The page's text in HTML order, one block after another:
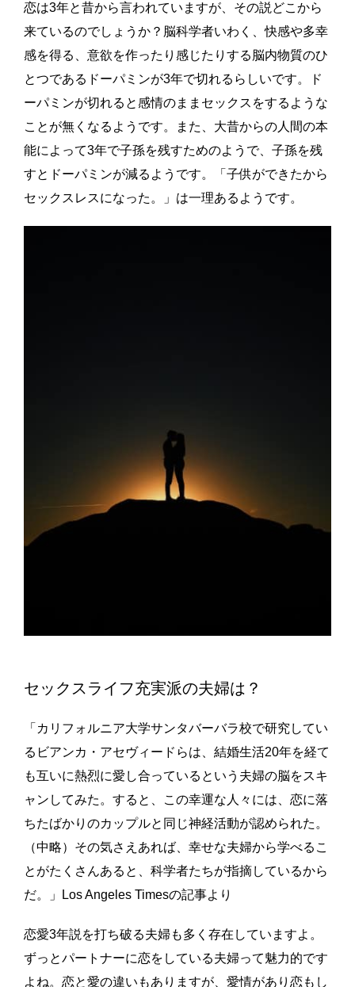
恋は3年と昔から言われていますが、その説どこから
来ているのでしょうか？脳科学者いわく、快感や多幸
感を得る、意欲を作ったり感じたりする脳内物質のひ
とつであるドーパミンが3年で切れるらしいです。ド
ーパミンが切れると感情のままセックスをするような
ことが無くなるようです。また、大昔からの人間の本
能によって3年で子孫を残すためのようで、子孫を残
すとドーパミンが減るようです。「子供ができたから
セックスレスになった。」は一理あるようです。
セックスライフ充実派の夫婦は？
「カリフォルニア大学サンタバーバラ校で研究してい
るビアンカ・アセヴィードらは、結婚生活20年を経て
も互いに熱烈に愛し合っているという夫婦の脳をスキ
ャンしてみた。すると、この幸運な人々には、恋に落
ちたばかりのカップルと同じ神経活動が認められた。
（中略）その気さえあれば、幸せな夫婦から学べるこ
とがたくさんあると、科学者たちが指摘しているから
だ。」
Los Angeles Timesの記事より
恋愛3年説を打ち破る夫婦も多く存在していますよ。
ずっとパートナーに恋をしている夫婦って魅力的です
よね。恋と愛の違いもありますが、愛情があり恋もし